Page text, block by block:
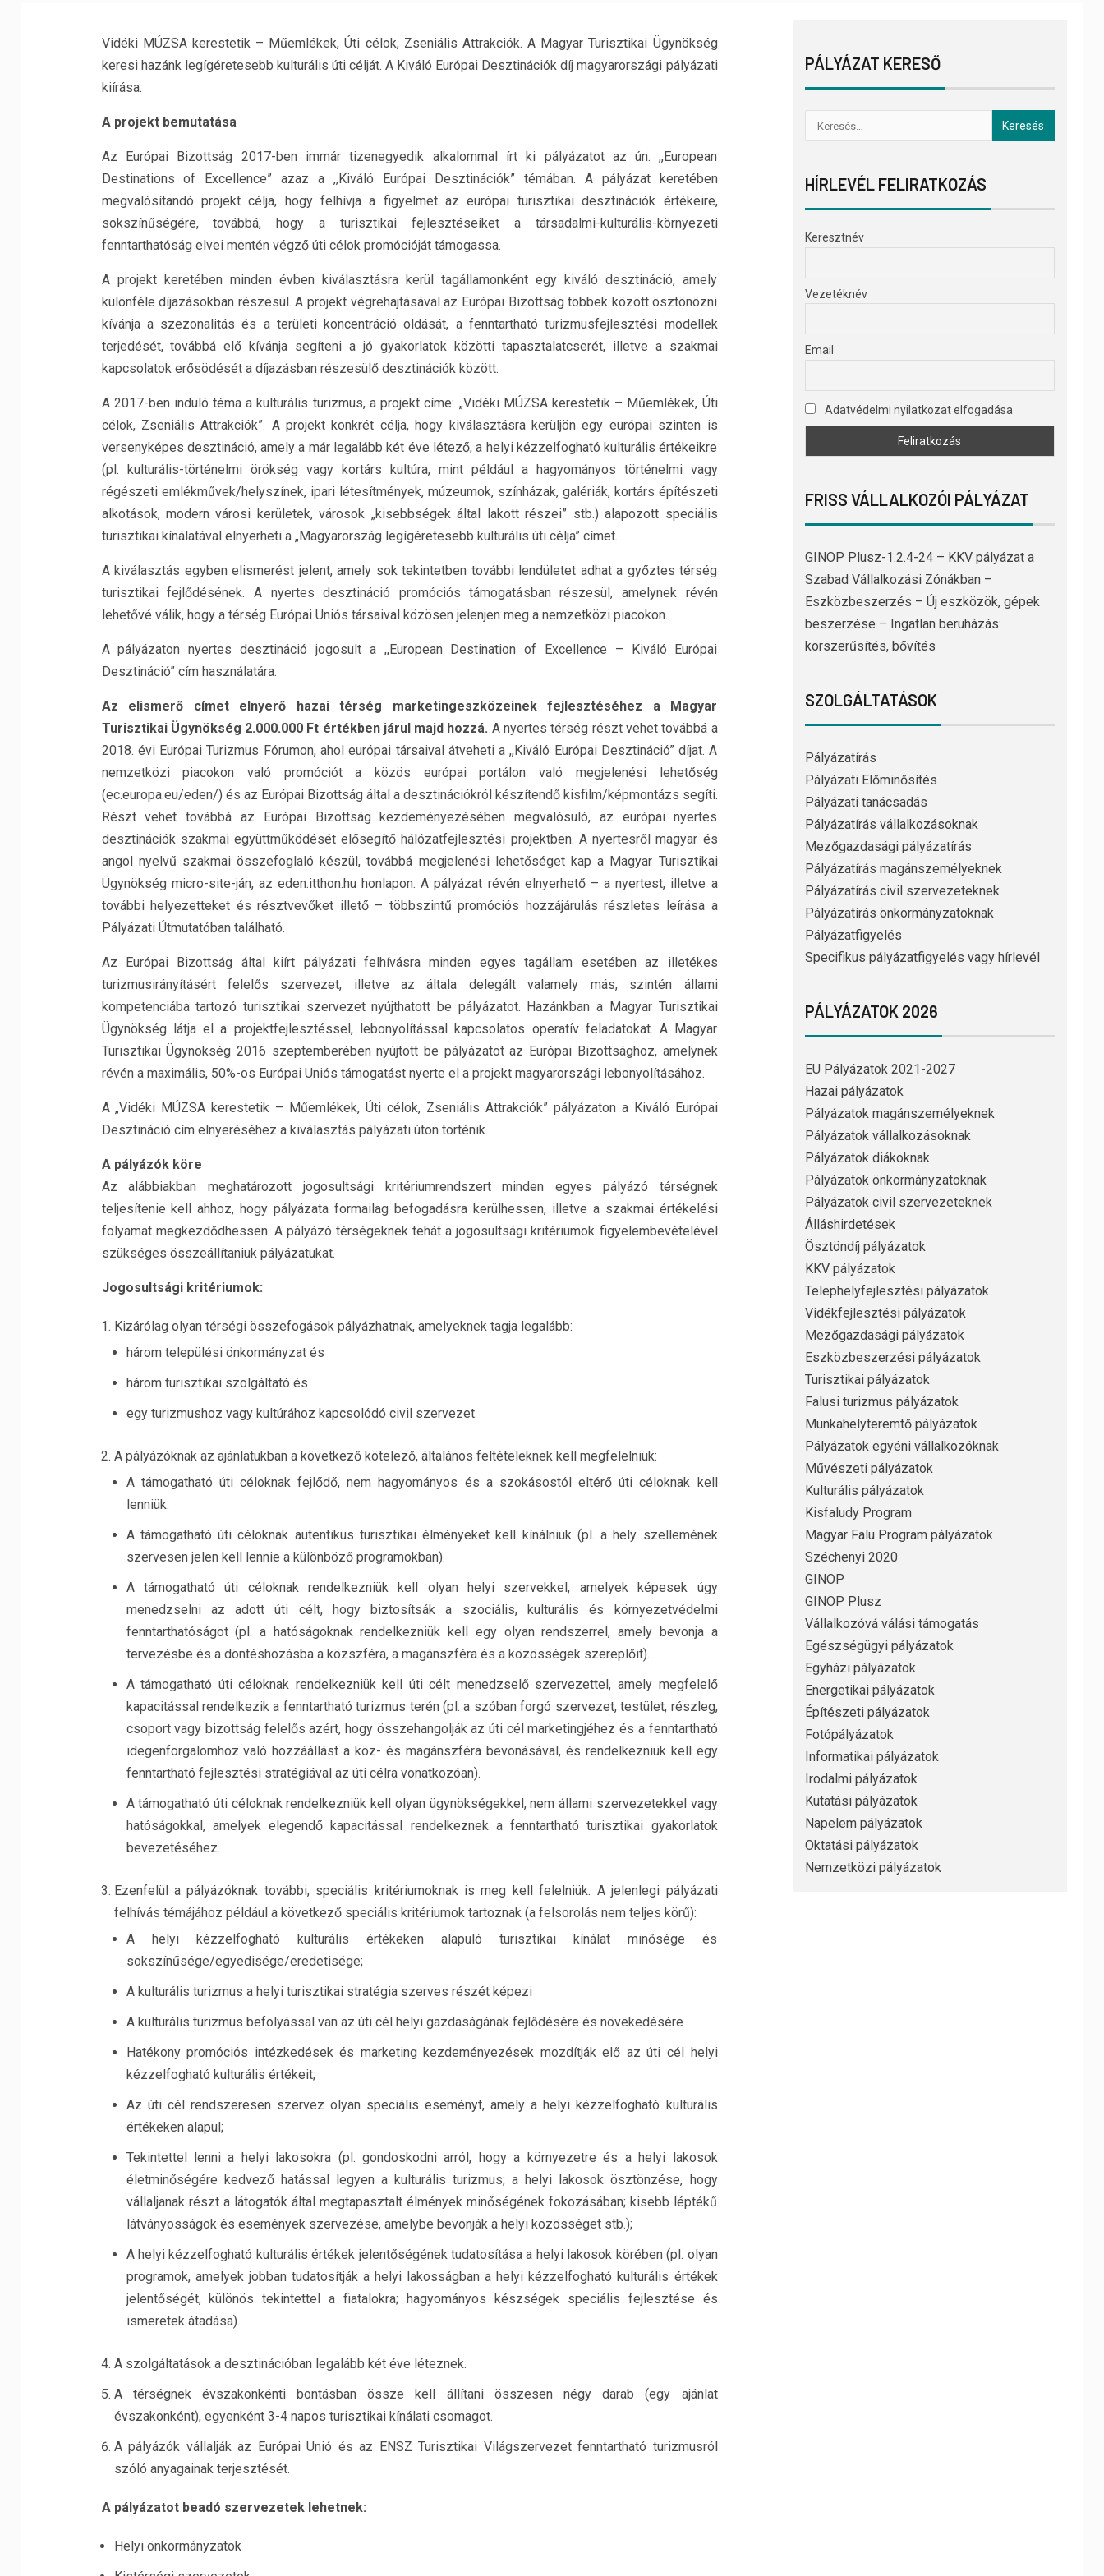
Vidéki MÚZSA kerestetik – Műemlékek, Úti célok, Zseniális Attrakciók. A Magyar Turisztikai Ügynökség
keresi hazánk legígéretesebb kulturális úti célját. A Kiváló Európai Desztinációk díj magyarországi pályázati
kiírása.
A projekt bemutatása
Az Európai Bizottság 2017-ben immár tizenegyedik alkalommal írt ki pályázatot az ún. ,,European
Destinations of Excellence” azaz a ,,Kiváló Európai Desztinációk” témában. A pályázat keretében
megvalósítandó projekt célja, hogy felhívja a figyelmet az európai turisztikai desztinációk értékeire,
sokszínűségére, továbbá, hogy a turisztikai fejlesztéseiket a társadalmi-kulturális-környezeti
fenntarthatóság elvei mentén végző úti célok promócióját támogassa.
A projekt keretében minden évben kiválasztásra kerül tagállamonként egy kiváló desztináció, amely
különféle díjazásokban részesül. A projekt végrehajtásával az Európai Bizottság többek között ösztönözni
kívánja a szezonalitás és a területi koncentráció oldását, a fenntartható turizmusfejlesztési modellek
terjedését, továbbá elő kívánja segíteni a jó gyakorlatok közötti tapasztalatcserét, illetve a szakmai
kapcsolatok erősödését a díjazásban részesülő desztinációk között.
A 2017-ben induló téma a kulturális turizmus, a projekt címe: „Vidéki MÚZSA kerestetik – Műemlékek, Úti
célok, Zseniális Attrakciók”. A projekt konkrét célja, hogy kiválasztásra kerüljön egy európai szinten is
versenyképes desztináció, amely a már legalább két éve létező, a helyi kézzelfogható kulturális értékeikre
(pl. kulturális-történelmi örökség vagy kortárs kultúra, mint például a hagyományos történelmi vagy
régészeti emlékművek/helyszínek, ipari létesítmények, múzeumok, színházak, galériák, kortárs építészeti
alkotások, modern városi kerületek, városok „kisebbségek által lakott részei” stb.) alapozott speciális
turisztikai kínálatával elnyerheti a „Magyarország legígéretesebb kulturális úti célja” címet.
A kiválasztás egyben elismerést jelent, amely sok tekintetben további lendületet adhat a győztes térség
turisztikai fejlődésének. A nyertes desztináció promóciós támogatásban részesül, amelynek révén
lehetővé válik, hogy a térség Európai Uniós társaival közösen jelenjen meg a nemzetközi piacokon.
A pályázaton nyertes desztináció jogosult a ,,European Destination of Excellence – Kiváló Európai
Desztináció” cím használatára.
Az elismerő címet elnyerő hazai térség marketingeszközeinek fejlesztéséhez a Magyar
Turisztikai Ügynökség 2.000.000 Ft értékben járul majd hozzá. A nyertes térség részt vehet továbbá a
2018. évi Európai Turizmus Fórumon, ahol európai társaival átveheti a ,,Kiváló Európai Desztináció” díjat. A
nemzetközi piacokon való promóciót a közös európai portálon való megjelenési lehetőség
(ec.europa.eu/eden/) és az Európai Bizottság által a desztinációkról készítendő kisfilm/képmontázs segíti.
Részt vehet továbbá az Európai Bizottság kezdeményezésében megvalósuló, az európai nyertes
desztinációk szakmai együttműködését elősegítő hálózatfejlesztési projektben. A nyertesről magyar és
angol nyelvű szakmai összefoglaló készül, továbbá megjelenési lehetőséget kap a Magyar Turisztikai
Ügynökség micro-site-ján, az eden.itthon.hu honlapon. A pályázat révén elnyerhető – a nyertest, illetve a
további helyezetteket és résztvevőket illető – többszintű promóciós hozzájárulás részletes leírása a
Pályázati Útmutatóban található.
Az Európai Bizottság által kiírt pályázati felhívásra minden egyes tagállam esetében az illetékes
turizmusirányításért felelős szervezet, illetve az általa delegált valamely más, szintén állami
kompetenciába tartozó turisztikai szervezet nyújthatott be pályázatot. Hazánkban a Magyar Turisztikai
Ügynökség látja el a projektfejlesztéssel, lebonyolítással kapcsolatos operatív feladatokat. A Magyar
Turisztikai Ügynökség 2016 szeptemberében nyújtott be pályázatot az Európai Bizottsághoz, amelynek
révén a maximális, 50%-os Európai Uniós támogatást nyerte el a projekt magyarországi lebonyolításához.
A „Vidéki MÚZSA kerestetik – Műemlékek, Úti célok, Zseniális Attrakciók” pályázaton a Kiváló Európai
Desztináció cím elnyeréséhez a kiválasztás pályázati úton történik.
A pályázók köre
Az alábbiakban meghatározott jogosultsági kritériumrendszert minden egyes pályázó térségnek
teljesítenie kell ahhoz, hogy pályázata formailag befogadásra kerülhessen, illetve a szakmai értékelési
folyamat megkezdődhessen. A pályázó térségeknek tehát a jogosultsági kritériumok figyelembevételével
szükséges összeállítaniuk pályázatukat.
Jogosultsági kritériumok:
Kizárólag olyan térségi összefogások pályázhatnak, amelyeknek tagja legalább:
három települési önkormányzat és
három turisztikai szolgáltató és
egy turizmushoz vagy kultúrához kapcsolódó civil szervezet.
A pályázóknak az ajánlatukban a következő kötelező, általános feltételeknek kell megfelelniük:
A támogatható úti céloknak fejlődő, nem hagyományos és a szokásostól eltérő úti céloknak kell
lenniük.
A támogatható úti céloknak autentikus turisztikai élményeket kell kínálniuk (pl. a hely szellemének
szervesen jelen kell lennie a különböző programokban).
A támogatható úti céloknak rendelkezniük kell olyan helyi szervekkel, amelyek képesek úgy
menedzselni az adott úti célt, hogy biztosítsák a szociális, kulturális és környezetvédelmi
fenntarthatóságot (pl. a hatóságoknak rendelkezniük kell egy olyan rendszerrel, amely bevonja a
tervezésbe és a döntéshozásba a közszféra, a magánszféra és a közösségek szereplőit).
A támogatható úti céloknak rendelkezniük kell úti célt menedzselő szervezettel, amely megfelelő
kapacitással rendelkezik a fenntartható turizmus terén (pl. a szóban forgó szervezet, testület, részleg,
csoport vagy bizottság felelős azért, hogy összehangolják az úti cél marketingjéhez és a fenntartható
idegenforgalomhoz való hozzáállást a köz- és magánszféra bevonásával, és rendelkezniük kell egy
fenntartható fejlesztési stratégiával az úti célra vonatkozóan).
A támogatható úti céloknak rendelkezniük kell olyan ügynökségekkel, nem állami szervezetekkel vagy
hatóságokkal, amelyek elegendő kapacitással rendelkeznek a fenntartható turisztikai gyakorlatok
bevezetéséhez.
Ezenfelül a pályázóknak további, speciális kritériumoknak is meg kell felelniük. A jelenlegi pályázati
felhívás témájához például a következő speciális kritériumok tartoznak (a felsorolás nem teljes körű):
A helyi kézzelfogható kulturális értékeken alapuló turisztikai kínálat minősége és
sokszínűsége/egyedisége/eredetisége;
A kulturális turizmus a helyi turisztikai stratégia szerves részét képezi
A kulturális turizmus befolyással van az úti cél helyi gazdaságának fejlődésére és növekedésére
Hatékony promóciós intézkedések és marketing kezdeményezések mozdítják elő az úti cél helyi
kézzelfogható kulturális értékeit;
Az úti cél rendszeresen szervez olyan speciális eseményt, amely a helyi kézzelfogható kulturális
értékeken alapul;
Tekintettel lenni a helyi lakosokra (pl. gondoskodni arról, hogy a környezetre és a helyi lakosok
életminőségére kedvező hatással legyen a kulturális turizmus; a helyi lakosok ösztönzése, hogy
vállaljanak részt a látogatók által megtapasztalt élmények minőségének fokozásában; kisebb léptékű
látványosságok és események szervezése, amelybe bevonják a helyi közösséget stb.);
A helyi kézzelfogható kulturális értékek jelentőségének tudatosítása a helyi lakosok körében (pl. olyan
programok, amelyek jobban tudatosítják a helyi lakosságban a helyi kézzelfogható kulturális értékek
jelentőségét, különös tekintettel a fiatalokra; hagyományos készségek speciális fejlesztése és
ismeretek átadása).
A szolgáltatások a desztinációban legalább két éve léteznek.
A térségnek évszakonkénti bontásban össze kell állítani összesen négy darab (egy ajánlat
évszakonként), egyenként 3-4 napos turisztikai kínálati csomagot.
A pályázók vállalják az Európai Unió és az ENSZ Turisztikai Világszervezet fenntartható turizmusról
szóló anyagainak terjesztését.
A pályázatot beadó szervezetek lehetnek:
Helyi önkormányzatok
PÁLYÁZAT KERESŐ
HÍRLEVÉL FELIRATKOZÁS
Keresztnév
Vezetéknév
Email
Adatvédelmi nyilatkozat elfogadása
FRISS VÁLLALKOZÓI PÁLYÁZAT
GINOP Plusz-1.2.4-24 – KKV pályázat a
Szabad Vállalkozási Zónákban –
Eszközbeszerzés – Új eszközök, gépek
beszerzése – Ingatlan beruházás:
korszerűsítés, bővítés
SZOLGÁLTATÁSOK
Pályázatírás
Pályázati Előminősítés
Pályázati tanácsadás
Pályázatírás vállalkozásoknak
Mezőgazdasági pályázatírás
Pályázatírás magánszemélyeknek
Pályázatírás civil szervezeteknek
Pályázatírás önkormányzatoknak
Pályázatfigyelés
Specifikus pályázatfigyelés vagy hírlevél
PÁLYÁZATOK 2026
EU Pályázatok 2021-2027
Hazai pályázatok
Pályázatok magánszemélyeknek
Pályázatok vállalkozásoknak
Pályázatok diákoknak
Pályázatok önkormányzatoknak
Pályázatok civil szervezeteknek
Álláshirdetések
Ösztöndíj pályázatok
KKV pályázatok
Telephelyfejlesztési pályázatok
Vidékfejlesztési pályázatok
Mezőgazdasági pályázatok
Eszközbeszerzési pályázatok
Turisztikai pályázatok
Falusi turizmus pályázatok
Munkahelyteremtő pályázatok
Pályázatok egyéni vállalkozóknak
Művészeti pályázatok
Kulturális pályázatok
Kisfaludy Program
Magyar Falu Program pályázatok
Széchenyi 2020
GINOP
GINOP Plusz
Vállalkozóvá válási támogatás
Egészségügyi pályázatok
Egyházi pályázatok
Energetikai pályázatok
Építészeti pályázatok
Fotópályázatok
Informatikai pályázatok
Irodalmi pályázatok
Kutatási pályázatok
Napelem pályázatok
Oktatási pályázatok
Nemzetközi pályázatok